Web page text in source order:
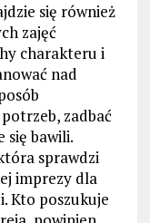
się również
zajęć
charakteru i
nad
zadbać
się bawili.
sprawdzi
imprezy dla
Kto poszukuje